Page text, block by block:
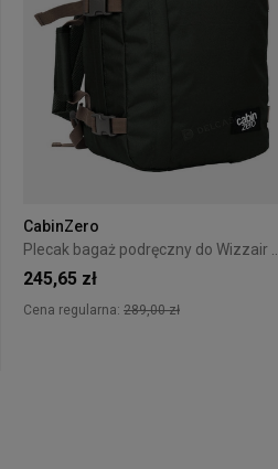
CabinZero
245,65 zł
Cena regularna: 289,00 zł